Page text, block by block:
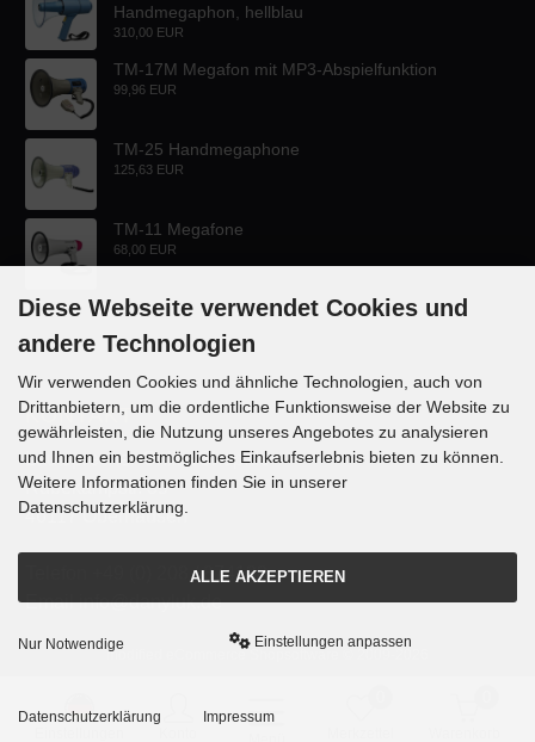
Handmegaphon, hellblau
310,00 EUR
TM-17M Megafon mit MP3-Abspielfunktion
99,96 EUR
TM-25 Handmegaphone
125,63 EUR
TM-11 Megafone
68,00 EUR
KONTAKT
Lautsprecher-OnlineShop.de
Rübekampstr. 35
46117 Oberhausen
Telefon +49 (0) 208 / 874188
Email info@danyluk.de
mod ified eCommerce Shopsoftware © 2009-2026
Diese Webseite verwendet Cookies und
andere Technologien
Wir verwenden Cookies und ähnliche Technologien, auch von
Drittanbietern, um die ordentliche Funktionsweise der Website zu
gewährleisten, die Nutzung unseres Angebotes zu analysieren
und Ihnen ein bestmögliches Einkaufserlebnis bieten zu können.
Weitere Informationen finden Sie in unserer
Datenschutzerklärung.
ALLE AKZEPTIEREN
Nur Notwendige Einstellungen anpassen
Datenschutzerklärung Impressum